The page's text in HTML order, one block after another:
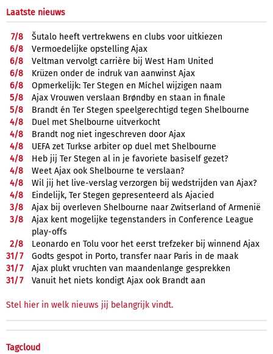
Laatste nieuws
7/8
Šutalo heeft vertrekwens en clubs voor uitkiezen
6/8
Vermoedelijke opstelling Ajax
6/8
Veltman vervolgt carrière bij West Ham United
6/8
Krüzen onder de indruk van aanwinst Ajax
6/8
Opmerkelijk: Ter Stegen en Míchel wijzigen naam
5/8
Ajax Vrouwen verslaan Brøndby en staan in finale
5/8
Brandt én Ter Stegen speelgerechtigd tegen Shelbourne
4/8
Duel met Shelbourne uitverkocht
4/8
Brandt nog niet ingeschreven door Ajax
4/8
UEFA zet Turkse arbiter op duel met Shelbourne
4/8
Heb jij Ter Stegen al in je favoriete basiself gezet?
4/8
Weet Ajax ook Shelbourne te verslaan?
4/8
Wil jij het live-verslag verzorgen bij wedstrijden van Ajax?
4/8
Eindelijk, Ter Stegen gepresenteerd als Ajacied
3/8
Ajax bij overleven Shelbourne naar Zwitserland of Armenië
3/8
Ajax kent mogelijke tegenstanders in Conference League
play-offs
2/8
Leonardo en Tolu voor het eerst trefzeker bij winnend Ajax
31/7
Godts gespot in Porto, transfer naar Paris in de maak
31/7
Ajax plukt vruchten van maandenlange gesprekken
31/7 Vanuit het niets kondigt Ajax ook Brandt aan
Stel hier in welk nieuws jij belangrijk vindt.
Tagcloud